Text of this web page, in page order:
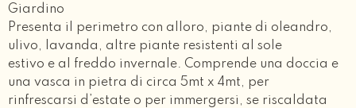
Giardino
Presenta il perimetro con alloro, piante di oleandro,
ulivo, lavanda, altre piante resistenti al sole
estivo e al freddo invernale. Comprende una doccia e
una vasca in pietra di circa 5mt x 4mt, per
rinfrescarsi d’estate o per immergersi, se riscaldata